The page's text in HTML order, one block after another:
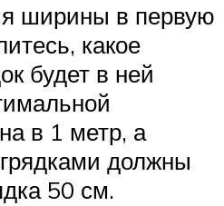
ширины в первую
какое
будет в ней
в 1 метр, а
должны
50 см.